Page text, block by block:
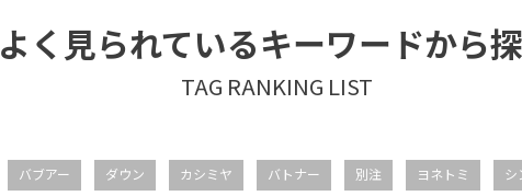
よく見られているキーワードから
バブアー ダウン カシミヤ バトナー 別注 ヨネトミ シ